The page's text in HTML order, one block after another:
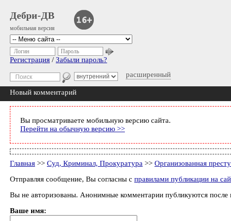
Дебри-ДВ
мобильная версия
расширенный
Логин Пароль
Регистрация / Забыли пароль?
Новый комментарий
Вы просматриваете мобильную версию сайта.
Перейти на обычную версию >>
Главная >> Суд, Криминал, Прокуратура >> Организованная
Отправляя сообщение, Вы согласны с правилами публикации на
Вы не авторизованы. Анонимные комментарии публикуются после
Ваше имя: